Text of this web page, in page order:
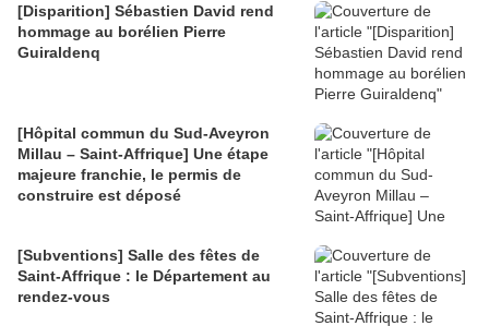
[Disparition] Sébastien David rend
hommage au borélien Pierre
Guiraldenq
[Hôpital commun du Sud-Aveyron
Millau – Saint-Affrique] Une étape
majeure franchie, le permis de
construire est déposé
[Subventions] Salle des fêtes de
Saint-Affrique : le Département au
rendez-vous